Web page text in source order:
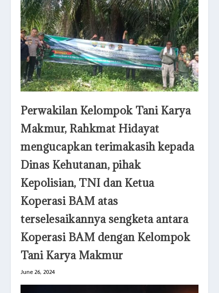
Perwakilan Kelompok Tani Karya
Makmur, Rahkmat Hidayat
mengucapkan terimakasih kepada
Dinas Kehutanan, pihak
Kepolisian, TNI dan Ketua
Koperasi BAM atas
terselesaikannya sengketa antara
Koperasi BAM dengan Kelompok
Tani Karya Makmur
June 26, 2024